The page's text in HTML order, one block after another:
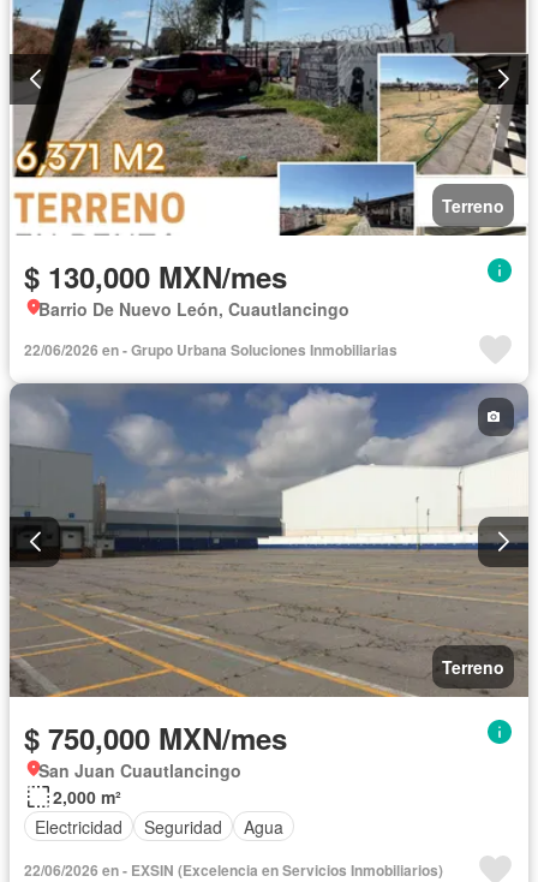
Terreno
$ 130,000 MXN/mes
Barrio De Nuevo León, Cuautlancingo
22/06/2026 en - Grupo Urbana Soluciones Inmobiliarias
Terreno
$ 750,000 MXN/mes
San Juan Cuautlancingo
2,000 m²
Electricidad
Seguridad Agua
22/06/2026 en - EXSIN (Excelencia en Servicios Inmobiliarios)